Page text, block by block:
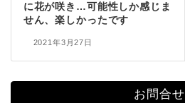
に花が咲き…可能性しか感じま
せん、楽しかったです
2021年3月27日
お問合せ